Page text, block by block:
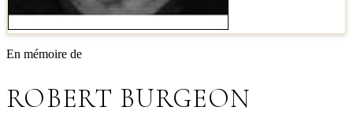
En mémoire de
ROBERT BURGEON